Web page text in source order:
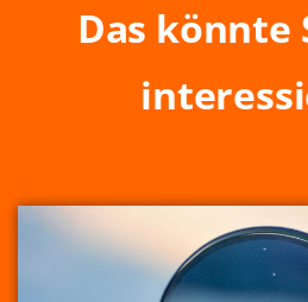
Das könnte